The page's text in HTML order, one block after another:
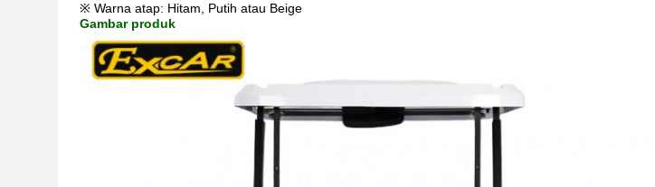
※ Warna atap: Hitam, Putih atau Beige
Gambar produk